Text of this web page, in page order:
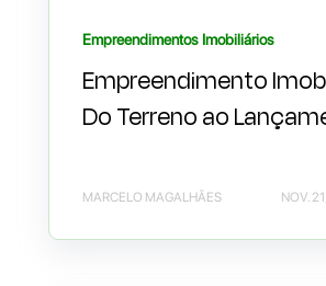
Empreendimentos Imobiliários
Empreendimento
Do Terreno ao
MARCELO MAGALHÃES NOV.